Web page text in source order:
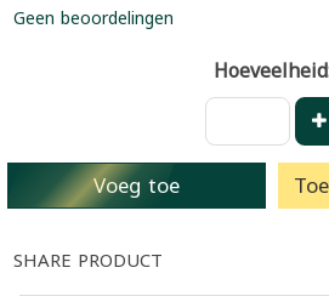
Geen beoordelingen
Voeg toe
SHARE PRODUCT